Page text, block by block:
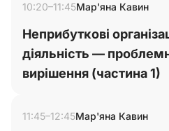
10:20–11:45Мар'яна Кавин
Неприбуткові
діяльність —
вирішення (частина 1)
11:45–12:45Мар'яна Кавин